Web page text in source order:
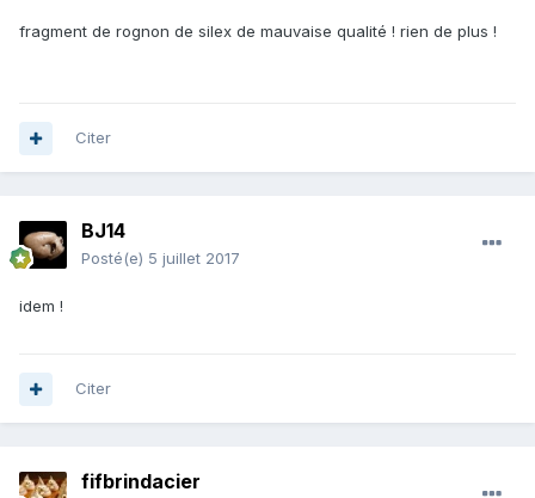
fragment de rognon de silex de mauvaise qualité ! rien de plus !
Citer
BJ14
Posté(e) 5 juillet 2017
idem !
Citer
fifbrindacier